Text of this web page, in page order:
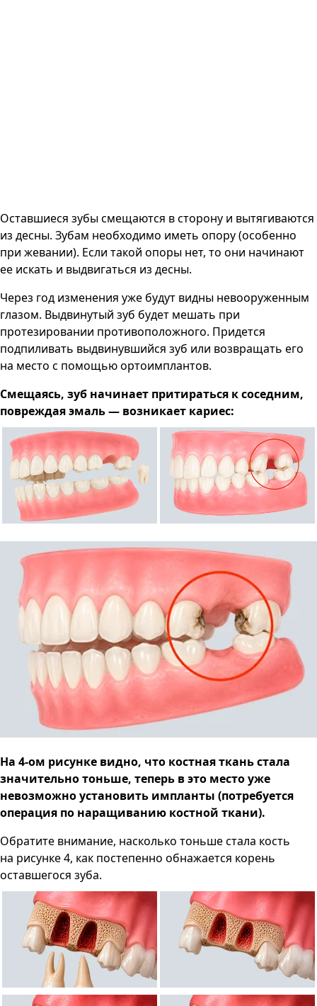
Оставшиеся зубы смещаются в сторону и вытягиваются
из десны. Зубам необходимо иметь опору (особенно
при жевании). Если такой опоры нет, то они начинают
ее искать и выдвигаться из десны.
Через год изменения уже будут видны невооруженным
глазом. Выдвинутый зуб будет мешать при
протезировании противоположного. Придется
подпиливать выдвинувшийся зуб или возвращать его
на место с помощью ортоимплантов.
Смещаясь, зуб начинает притираться к соседним,
повреждая эмаль — возникает кариес:
На 4-ом рисунке видно, что костная ткань стала
значительно тоньше, теперь в это место уже
невозможно установить импланты (потребуется
операция по наращиванию костной ткани).
Обратите внимание, насколько тоньше стала кость
на рисунке 4, как постепенно обнажается корень
оставшегося зуба.